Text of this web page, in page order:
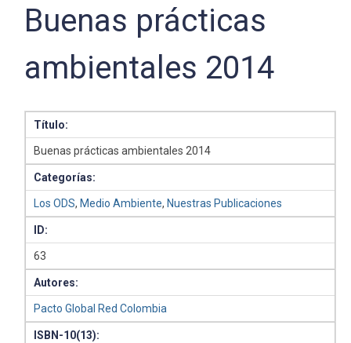
Buenas prácticas
ambientales 2014
Título:
Buenas prácticas ambientales 2014
Categorías:
Los ODS, Medio Ambiente, Nuestras Publicaciones
ID:
63
Autores:
Pacto Global Red Colombia
ISBN-10(13):